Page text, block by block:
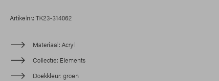
Artikelnr.: TK23-314062
Materiaal Acryl
Collectie Elements
Doekkleur groen